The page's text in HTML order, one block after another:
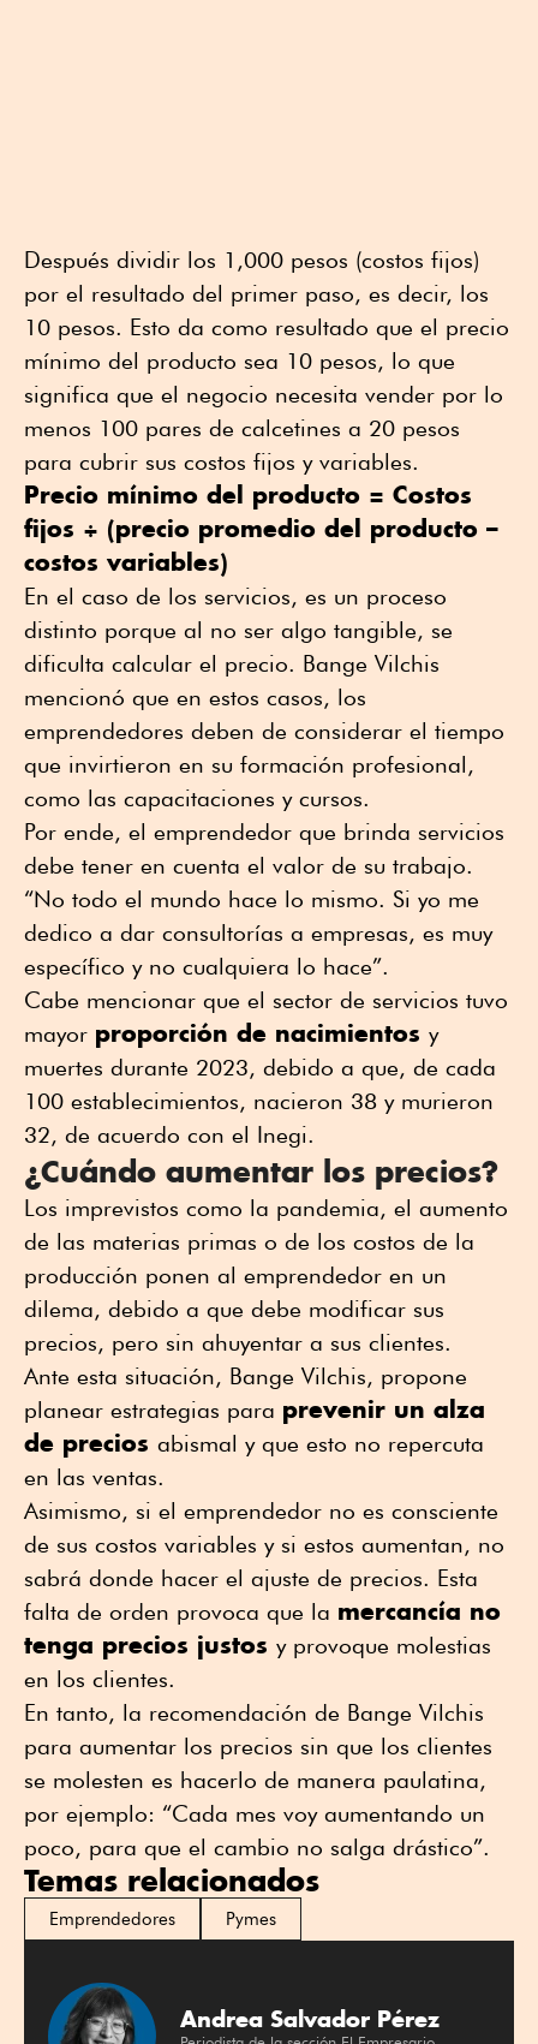
Después dividir los 1,000 pesos (costos fijos)
por el resultado del primer paso, es decir, los
10 pesos. Esto da como resultado que el precio
mínimo del producto sea 10 pesos, lo que
significa que el negocio necesita vender por lo
menos 100 pares de calcetines a 20 pesos
para cubrir sus costos fijos y variables.
Precio mínimo del producto = Costos
fijos ÷ (precio promedio del producto –
costos variables)
En el caso de los servicios, es un proceso
distinto porque al no ser algo tangible, se
dificulta calcular el precio. Bange Vilchis
mencionó que en estos casos, los
emprendedores deben de considerar el tiempo
que invirtieron en su formación profesional,
como las capacitaciones y cursos.
Por ende, el emprendedor que brinda servicios
debe tener en cuenta el valor de su trabajo.
“No todo el mundo hace lo mismo. Si yo me
dedico a dar consultorías a empresas, es muy
específico y no cualquiera lo hace”.
Cabe mencionar que el sector de servicios tuvo
mayor proporción de nacimientos y
muertes durante 2023, debido a que, de cada
100 establecimientos, nacieron 38 y murieron
32, de acuerdo con el Inegi.
¿Cuándo aumentar los precios?
Los imprevistos como la pandemia, el aumento
de las materias primas o de los costos de la
producción ponen al emprendedor en un
dilema, debido a que debe modificar sus
precios, pero sin ahuyentar a sus clientes.
Ante esta situación, Bange Vilchis, propone
planear estrategias para prevenir un alza
de precios abismal y que esto no repercuta
en las ventas.
Asimismo, si el emprendedor no es consciente
de sus costos variables y si estos aumentan, no
sabrá donde hacer el ajuste de precios. Esta
falta de orden provoca que la mercancía no
tenga precios justos y provoque molestias
en los clientes.
En tanto, la recomendación de Bange Vilchis
para aumentar los precios sin que los clientes
se molesten es hacerlo de manera paulatina,
por ejemplo: “Cada mes voy aumentando un
poco, para que el cambio no salga drástico”.
Temas relacionados
Emprendedores Pymes
Andrea Salvador Pérez